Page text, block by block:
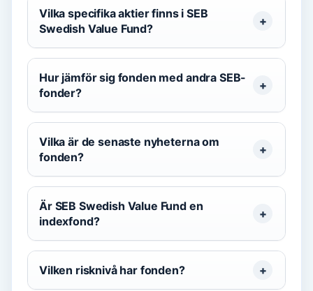
Vilka specifika aktier finns i SEB
Swedish Value Fund?
Hur jämför sig fonden med andra SEB-
fonder?
Vilka är de senaste nyheterna om
fonden?
Är SEB Swedish Value Fund en
indexfond?
Vilken risknivå har fonden?